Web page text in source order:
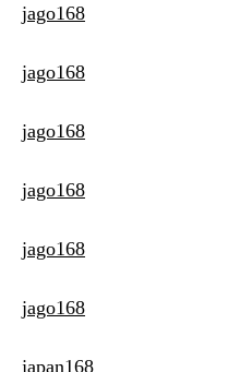
jago168
jago168
jago168
jago168
jago168
jago168
japan168